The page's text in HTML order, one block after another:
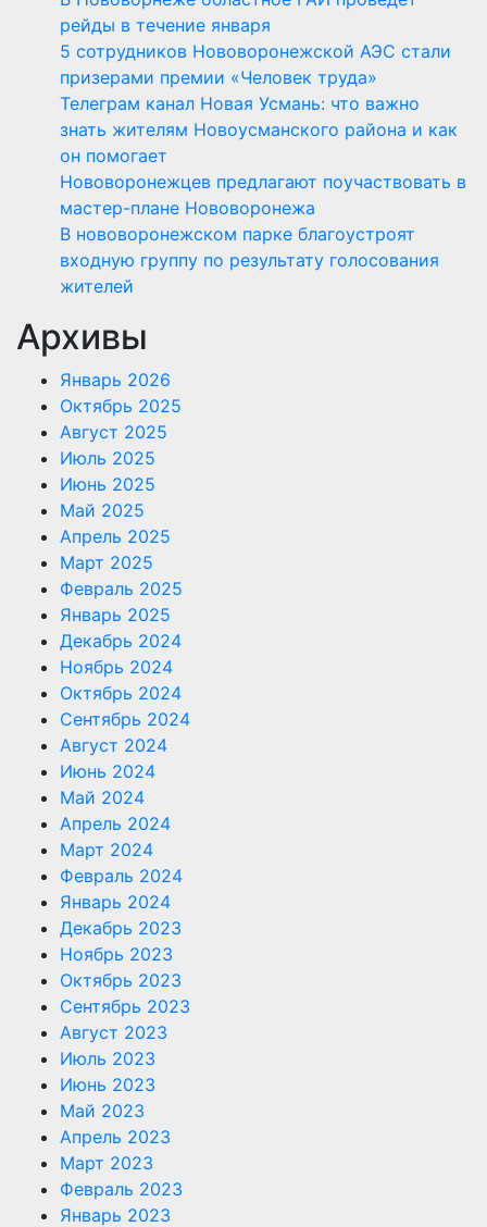
рейды в течение января
5 сотрудников Нововоронежской АЭС стали
призерами премии «Человек труда»
Телеграм канал Новая Усмань: что важно
знать жителям Новоусманского района и как
он помогает
Нововоронежцев предлагают поучаствовать в
мастер-плане Нововоронежа
В нововоронежском парке благоустроят
входную группу по результату голосования
жителей
Архивы
Январь 2026
Октябрь 2025
Август 2025
Июль 2025
Июнь 2025
Май 2025
Апрель 2025
Март 2025
Февраль 2025
Январь 2025
Декабрь 2024
Ноябрь 2024
Октябрь 2024
Сентябрь 2024
Август 2024
Июнь 2024
Май 2024
Апрель 2024
Март 2024
Февраль 2024
Январь 2024
Декабрь 2023
Ноябрь 2023
Октябрь 2023
Сентябрь 2023
Август 2023
Июль 2023
Июнь 2023
Май 2023
Апрель 2023
Март 2023
Февраль 2023
Январь 2023